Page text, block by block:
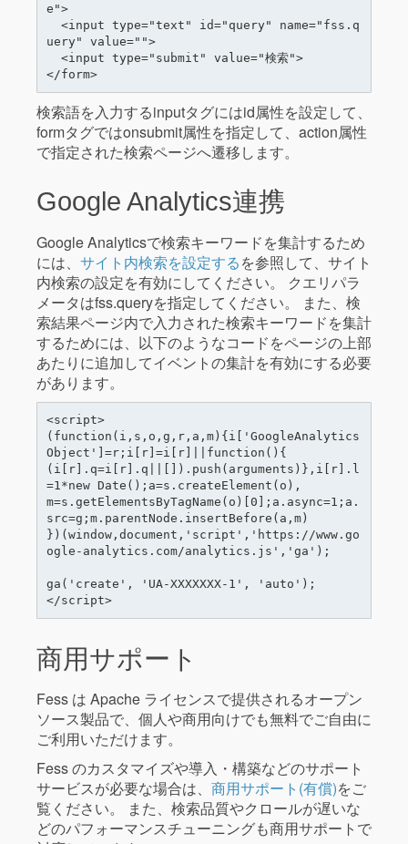
e">
uery" value="">
検索語を入力するinputタグにはid属性を設定して、
formタグではonsubmit属性を指定して、action属性
で指定された検索ページへ遷移します。
Google Analytics連携
Google Analyticsで検索キーワードを集計するため
には、 サイト内検索を設定するを参照して、サイト
内検索の設定を有効にしてください。 クエリパラ
メータはfss.queryを指定してください。 また、検
索結果ページ内で入力された検索キーワードを集計
するためには、以下のようなコードをページの上部
あたりに追加してイベントの集計を有効にする必要
があります。
<script>
(function(i,s,o,g,r,a,m){i['GoogleAnalytics
Object']=r;i[r]=i[r]||function(){
(i[r].q=i[r].q||[]).push(arguments)},i[r].l
=1*new Date();a=s.createElement(o),
m=s.getElementsByTagName(o)[0];a.async=1;a.
src=g;m.parentNode.insertBefore(a,m)
})(window,document,'script','https://www.go
ogle-analytics.com/analytics.js','ga');
ga('create', 'UA-XXXXXXX-1', 'auto');
商用サポート
Fess は Apache ライセンスで提供されるオープン
ソース製品で、個人や商用向けでも無料でご自由に
ご利用いただけます。
Fess のカスタマイズや導入・構築などのサポート
サービスが必要な場合は、 商用サポート(有償)をご
覧ください。 また、検索品質やクロールが遅いな
どのパフォーマンスチューニングも商用サポートで